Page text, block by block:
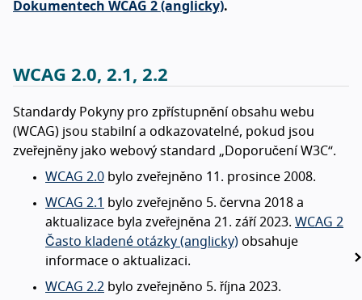
Dokumentech WCAG 2 (anglicky).
WCAG 2.0, 2.1, 2.2
Standardy Pokyny pro zpřístupnění obsahu webu
(WCAG) jsou stabilní a odkazovatelné, pokud jsou
zveřejněny jako webový standard „Doporučení W3C“.
WCAG 2.0 bylo zveřejněno 11. prosince 2008.
WCAG 2.1
bylo zveřejněno 5. června 2018 a
aktualizace byla zveřejněna 21. září 2023. WCAG 2
Často kladené otázky (anglicky) obsahuje
informace o aktualizaci.
WCAG 2.2 bylo zveřejněno 5. října 2023.